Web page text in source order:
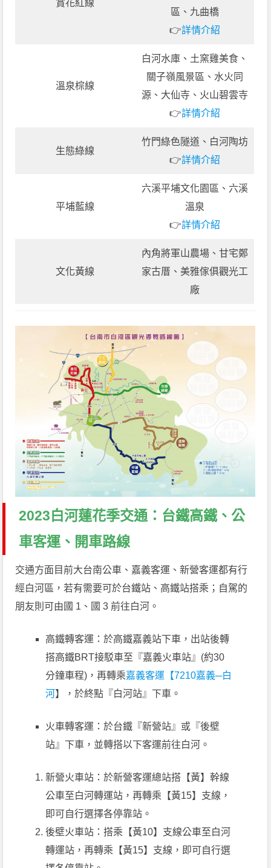
賞花紅線
區、九曲橋
👉詳情介紹
溫泉棕線
白河水庫、土窯雞美食、
關子嶺風景區、水火同
源、大仙寺、火山碧雲寺
👉詳情介紹
生態綠線
竹門綠色隧道、白河陶坊
👉詳情介紹
平埔藍線
六溪平埔文化園區、六溪
溫泉
👉詳情介紹
文化黃線
內角將軍山農場、甘宅鄭
家古厝、美雅傢俱觀光工
廠
2023白河蓮花季交通：台鐵高鐵、公
車客運、開車路線
交通方面目前大台南公車、嘉義客運、新營客運都有行
經白河區，若有需要可於台鐵站、高鐵站搭乘；自駕的
朋友則可由國 1、國 3 前往白河。
高鐵轉客運：於高鐵嘉義站下車，出站後轉
搭高鐵BRT接駁車至『嘉義火車站』(約30
分鐘車程)，再轉乘嘉義客運【7210嘉義─白
河】，於終點『白河站』下車。
火車轉客運：於台鐵『新營站』或『後壁
站』下車，並轉搭以下客運前往白河。
新營火車站：於新營客運總站搭【黃】幹線
公車至白河轉運站，再轉乘【黃15】支線，
即可自行選擇各停靠站。
後壁火車站：搭乘【黃10】支線公車至白河
轉運站，再轉乘【黃15】支線，即可自行選